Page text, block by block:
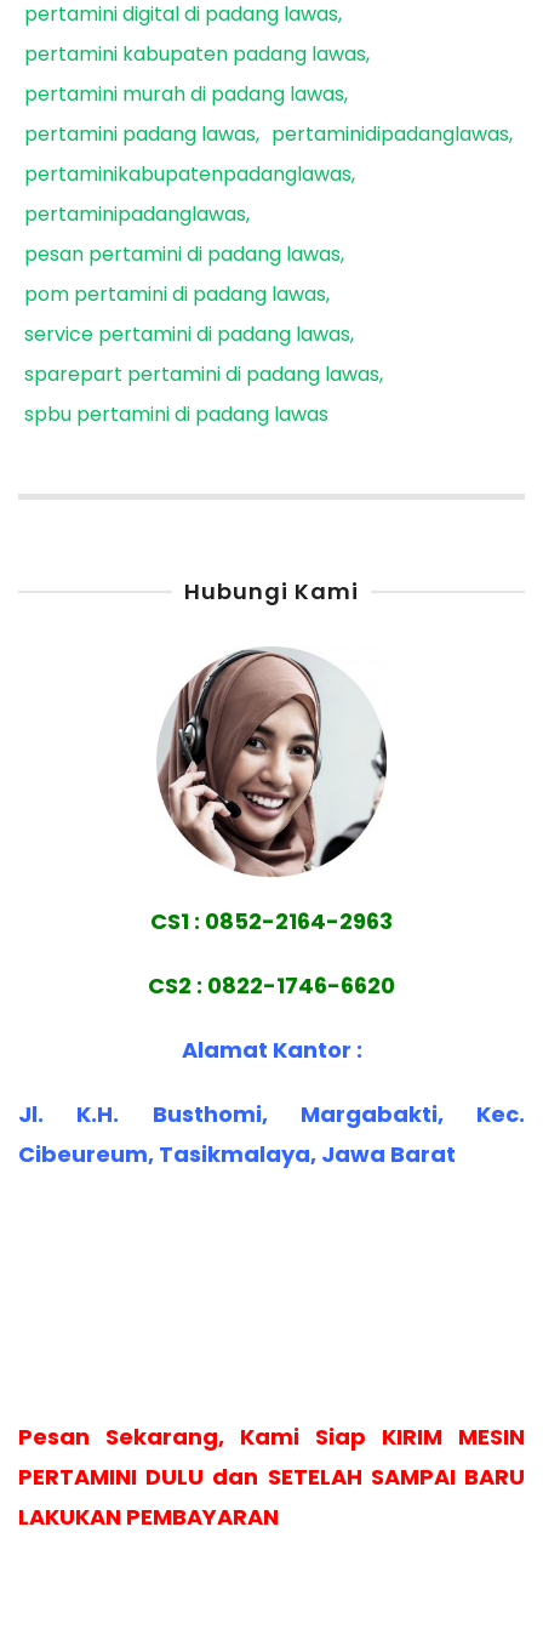
pertamini digital di padang lawas
pertamini kabupaten padang lawas
pertamini murah di padang lawas
pertamini padang lawas
pertaminidipadanglawas
pertaminikabupatenpadanglawas
pertaminipadanglawas
pesan pertamini di padang lawas
pom pertamini di padang lawas
service pertamini di padang lawas
sparepart pertamini di padang lawas
spbu pertamini di padang lawas
Hubungi Kami
CS1 : 0852-2164-2963
CS2 : 0822-1746-6620
Alamat Kantor :
Jl. K.H. Busthomi, Margabakti, Kec.
Cibeureum, Tasikmalaya, Jawa Barat
Pesan Sekarang, Kami Siap KIRIM MESIN
PERTAMINI DULU dan SETELAH SAMPAI BARU
LAKUKAN PEMBAYARAN